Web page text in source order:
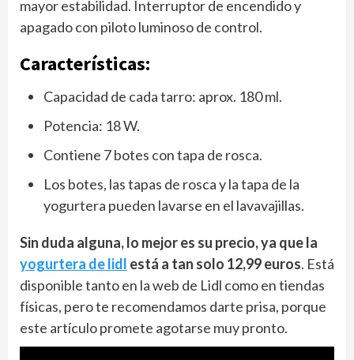
mayor estabilidad. Interruptor de encendido y
apagado con piloto luminoso de control.
Características:
Capacidad de cada tarro: aprox. 180 ml.
Potencia: 18 W.
Contiene 7 botes con tapa de rosca.
Los botes, las tapas de rosca y la tapa de la
yogurtera pueden lavarse en el lavavajillas.
Sin duda alguna, lo mejor es su precio, ya que la
yogurtera de lidl está a tan solo 12,99 euros. Está
disponible tanto en la web de Lidl como en tiendas
físicas, pero te recomendamos darte prisa, porque
este artículo promete agotarse muy pronto.